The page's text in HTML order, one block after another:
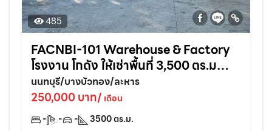
485
FACNBI-101 Warehouse & Factory
โรงงาน โกดัง ให้เช่าพื้นที่ 3,500 ตร.ม
พร้อมใบรง.4 ประเภท105 อ.บางบัวทอง
นนทบุรี
นนทบุรี/บางบัวทอง/ละหาร
250,000 บาท/ เดือน
-
- - 3500ตร.ม.